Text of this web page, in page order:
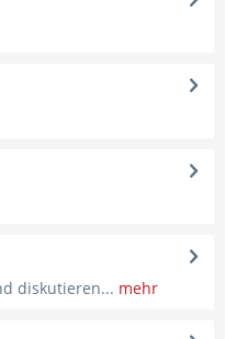
diskutieren... mehr